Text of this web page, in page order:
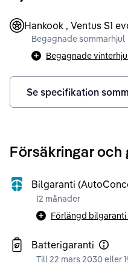
Hankook , Ventus S1
Begagnade sommarhjul
Begagnade
Se specifikation
Försäkringar och
Bilgaranti
12 månader
Förlängd bilgaranti
Batterigaranti
Till 22 mars 2030 eller